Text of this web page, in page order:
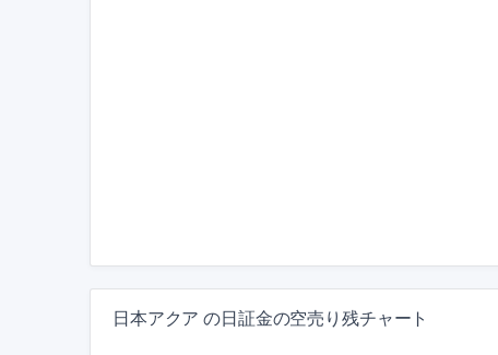
日本アクア の日証金の空売り残チャート